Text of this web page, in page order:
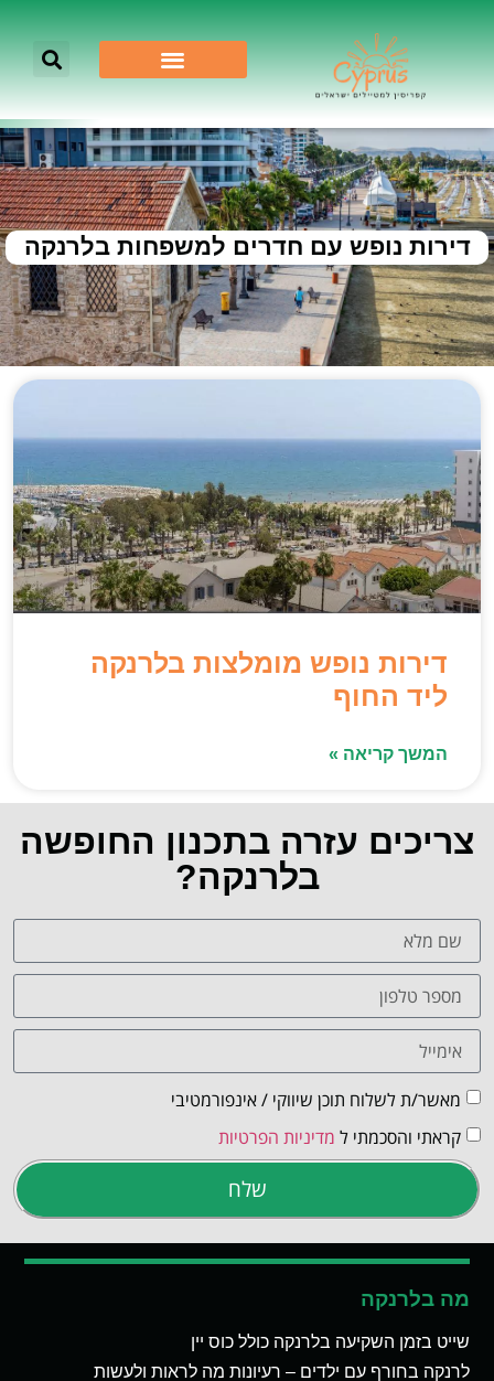
דירות נופש עם חדרים למשפחות בלרנקה
דירות נופש מומלצות בלרנקה
ליד החוף
המשך קריאה »
צריכים עזרה בתכנון החופשה
בלרנקה?
מאשר/ת לשלוח תוכן שיווקי / אינפורמטיבי
קראתי והסכמתי ל מדיניות הפרטיות
שלח
מה בלרנקה
שייט בזמן השקיעה בלרנקה כולל כוס יין
לרנקה בחורף עם ילדים – רעיונות מה לראות ולעשות